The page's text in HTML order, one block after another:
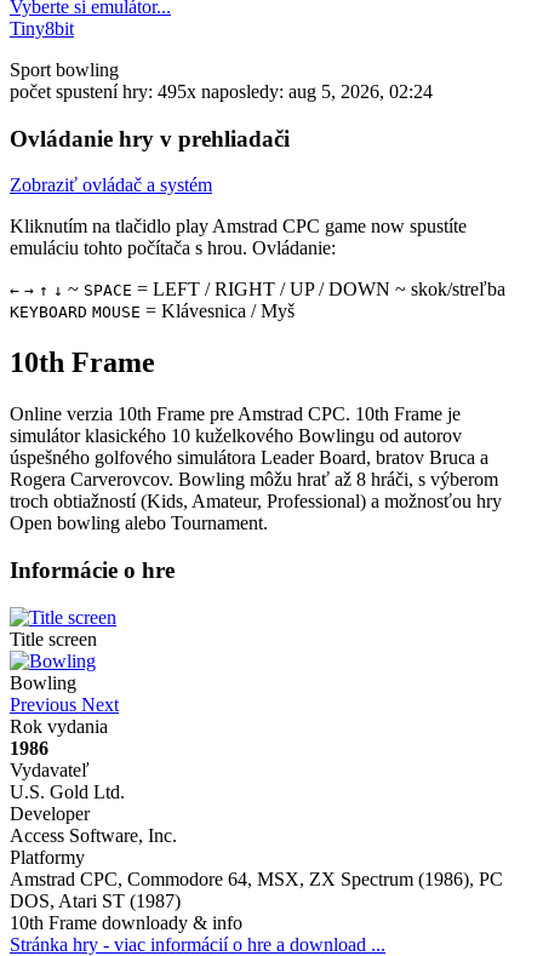
Vyberte si emulátor...
Tiny8bit
Sport bowling
počet spustení hry: 495x naposledy: aug 5, 2026, 02:24
Ovládanie hry v prehliadači
Zobraziť ovládač a systém
Kliknutím na tlačidlo play Amstrad CPC game now spustíte
emuláciu tohto počítača s hrou. Ovládanie:
← → ↑ ↓ ~ SPACE = LEFT / RIGHT / UP / DOWN ~ skok/streľba
KEYBOARD MOUSE = Klávesnica / Myš
10th Frame
Online verzia 10th Frame pre Amstrad CPC. 10th Frame je
simulátor klasického 10 kuželkového Bowlingu od autorov
úspešného golfového simulátora Leader Board, bratov Bruca a
Rogera Carverovcov. Bowling môžu hrať až 8 hráči, s výberom
troch obtiažností (Kids, Amateur, Professional) a možnosťou hry
Open bowling alebo Tournament.
Informácie o hre
Title screen
Bowling
Previous Next
Rok vydania
1986
Vydavateľ
U.S. Gold Ltd.
Developer
Access Software, Inc.
Platformy
Amstrad CPC, Commodore 64, MSX, ZX Spectrum (1986), PC
DOS, Atari ST (1987)
10th Frame downloady & info
Stránka hry - viac informácií o hre a download ...